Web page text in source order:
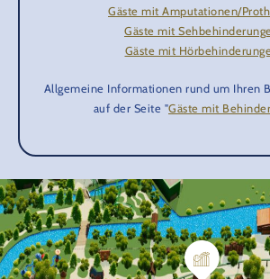
Gäste mit Amputationen/
Gäste mit
Gäste mit
Allgemeine Informationen rund um Ihren
auf der Seite "Gäste mit